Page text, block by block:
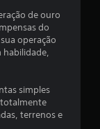
m
u
m
t
o
de ouro
do
operação
habilidade,
simples
terrenos e